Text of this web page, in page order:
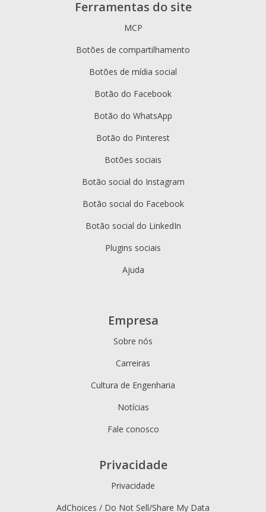
Ferramentas do site
MCP
Botões de compartilhamento
Botões de mídia social
Botão do Facebook
Botão do WhatsApp
Botão do Pinterest
Botões sociais
Botão social do Instagram
Botão social do Facebook
Botão social do LinkedIn
Plugins sociais
Ajuda
Empresa
Sobre nós
Carreiras
Cultura de Engenharia
Notícias
Fale conosco
Privacidade
Privacidade
AdChoices / Do Not Sell/Share My Data